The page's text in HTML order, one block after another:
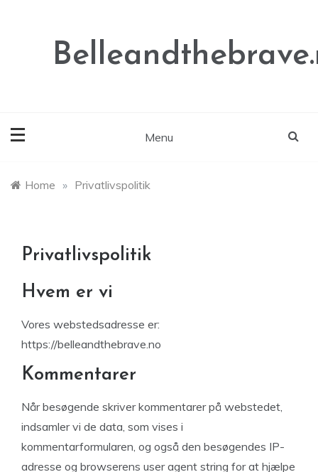
Menu
Home » Privatlivspolitik
Privatlivspolitik
Hvem er vi
Vores webstedsadresse er:
https://belleandthebrave.no
Kommentarer
Når besøgende skriver kommentarer på webstedet,
indsamler vi de data, som vises i
kommentarformularen, og også den besøgendes IP-
adresse og browserens user agent string for at hjælpe